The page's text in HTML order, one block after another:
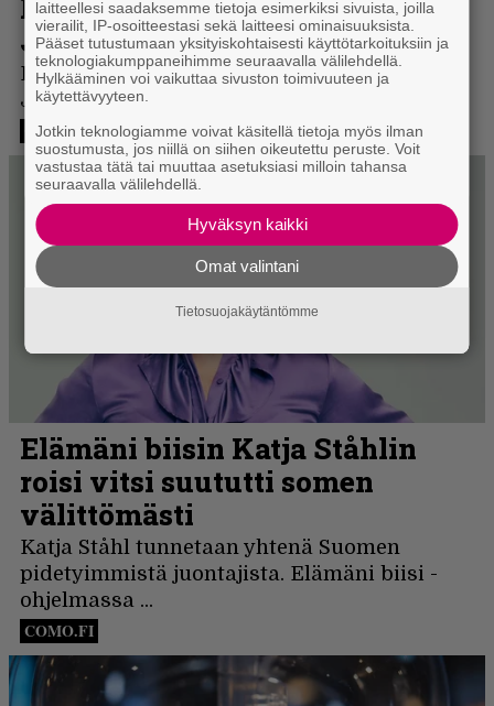
laitteellesi saadaksemme tietoja esimerkiksi sivuista, joilla
vierailit, IP-osoitteestasi sekä laitteesi ominaisuuksista.
Pääset tutustumaan yksityiskohtaisesti käyttötarkoituksiin ja
teknologiakumppaneihimme seuraavalla välilehdellä.
Hylkääminen voi vaikuttaa sivuston toimivuuteen ja
käytettävyyteen.
Jotkin teknologiamme voivat käsitellä tietoja myös ilman
suostumusta, jos niillä on siihen oikeutettu peruste. Voit
vastustaa tätä tai muuttaa asetuksiasi milloin tahansa
seuraavalla välilehdellä.
Hyväksyn kaikki
Omat valintani
Tietosuojakäytäntömme